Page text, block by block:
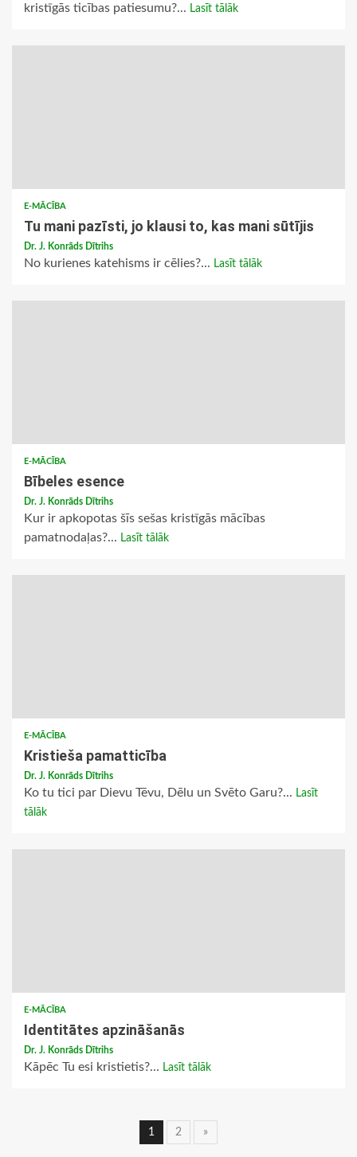
kristīgās ticības patiesumu?... Lasīt tālāk
E-MĀCĪBA
Tu mani pazīsti, jo klausi to, kas mani sūtījis
Dr. J. Konrāds Dītrihs
No kurienes katehisms ir cēlies?... Lasīt tālāk
E-MĀCĪBA
Bībeles esence
Dr. J. Konrāds Dītrihs
Kur ir apkopotas šīs sešas kristīgās mācības
pamatnodaļas?... Lasīt tālāk
E-MĀCĪBA
Kristieša pamatticība
Dr. J. Konrāds Dītrihs
Ko tu tici par Dievu Tēvu, Dēlu un Svēto Garu?... Lasīt
tālāk
E-MĀCĪBA
Identitātes apzināšanās
Dr. J. Konrāds Dītrihs
Kāpēc Tu esi kristietis?... Lasīt tālāk
Ziņu
1 2 »